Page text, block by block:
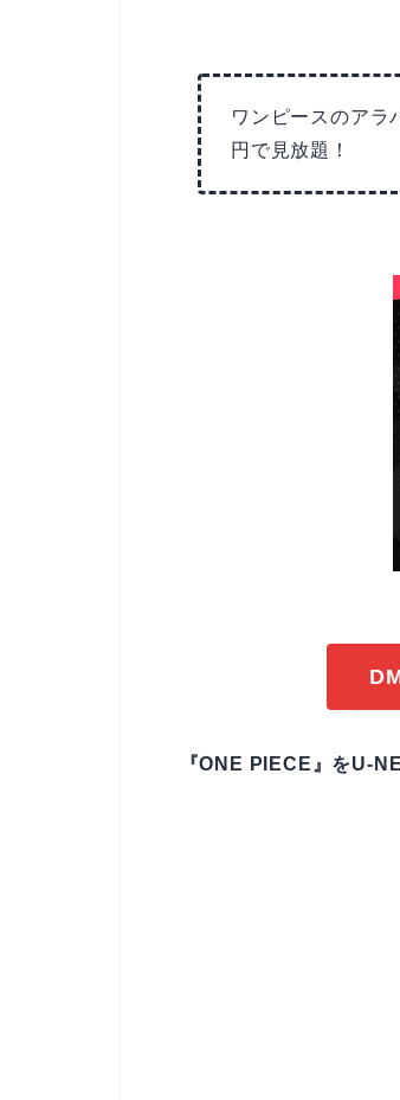
ワンピースのアラ
円で見放題！
『ONE PIECE』をU-